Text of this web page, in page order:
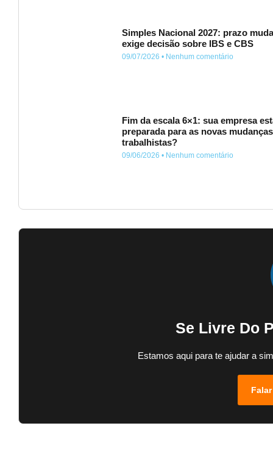
Simples Nacional 2027: prazo
exige decisão sobre IBS e CBS
09/07/2026 Nenhum comentário
Fim da escala 6×1: sua empresa
preparada para as novas mudanças
trabalhistas?
09/06/2026 Nenhum comentário
Se Livre Do
Estamos aqui para te ajudar a